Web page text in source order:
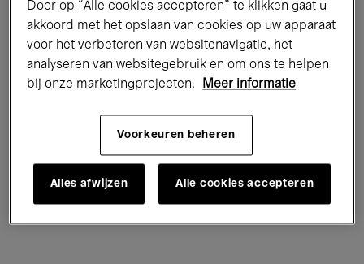
Elektronische Muziek
Voor iedereen Kids’ Palace
Hosted Events
Door op “Alle cookies accepteren” te klikken gaat u
akkoord met het opslaan van cookies op uw apparaat
voor het verbeteren van websitenavigatie, het
analyseren van websitegebruik en om ons te helpen
bij onze marketingprojecten.
Meer informatie
Voorkeuren beheren
Alles afwijzen Alle cookies accepteren